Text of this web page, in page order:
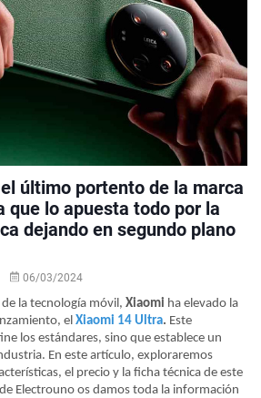
último portento de la marca
que lo apuesta todo por la
dejando en segundo plano
06/03/2024
la tecnología móvil, Xiaomi ha elevado la
el Xiaomi 14 Ultra. Este
los estándares, sino que establece un
En este artículo, exploraremos
el precio y la ficha técnica de este
Electrouno os damos toda la información